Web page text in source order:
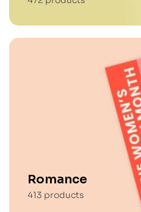
Romance
413 products